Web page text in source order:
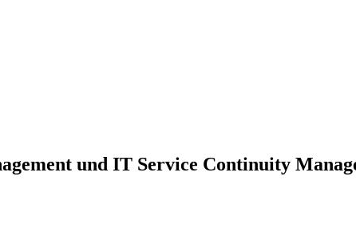
und IT Service Continuity